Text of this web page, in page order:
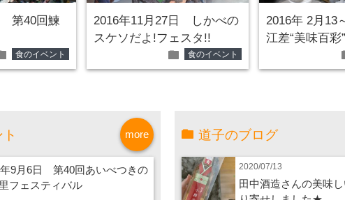
第40回鰊
食のイベント
2016年11月27日 しかべの
スケソだよ!フェスタ!!
folder 食のイベント
2016年 2月
江差“美味百彩
more
年9月6日 第40回あいべつきの
フェスティバル
道子のブログ
2020/07/13
田中酒造さんの美味